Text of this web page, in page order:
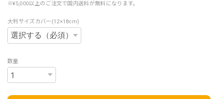
※¥5,000以上のご注文で国内送料が無料になります。
大判サイズカバー(12×18cm)
数量